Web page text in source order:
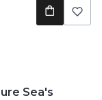
Sea's